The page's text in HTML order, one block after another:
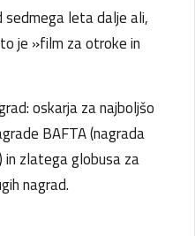
sedmega leta dalje ali,
je »film za otroke in
oskarja za najboljšo
BAFTA (nagrada
zlatega globusa za
nagrad.